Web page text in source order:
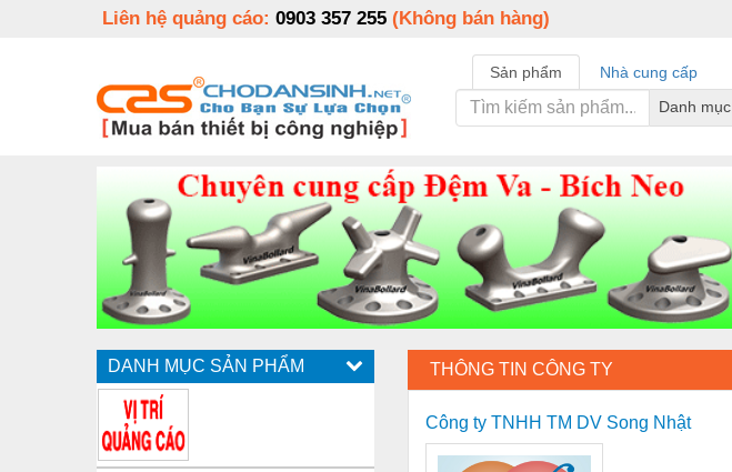
Liên hệ quảng cáo: 0903 357 255 (Không bán hàng)
Sản phẩm Nhà cung cấp
Danh mục
DANH MỤC SẢN PHẨM THÔNG TIN CÔNG TY
Công ty TNHH TM DV Song Nhật